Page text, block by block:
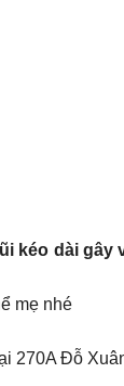
kéo dài gây
mẹ nhé
270A Đỗ